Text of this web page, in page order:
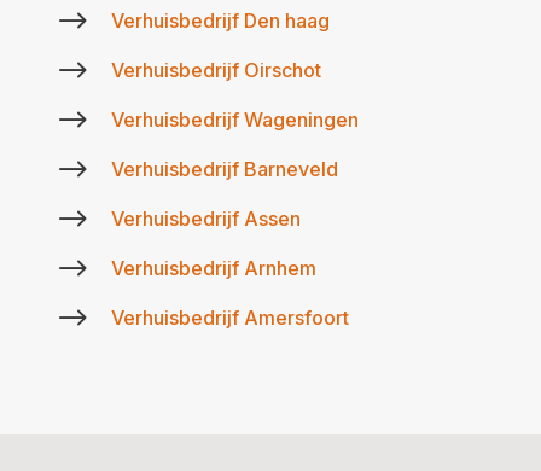
$ Verhuisbedrijf Den haag
$ Verhuisbedrijf Oirschot
$ Verhuisbedrijf Wageningen
$ Verhuisbedrijf Barneveld
$ Verhuisbedrijf Assen
$ Verhuisbedrijf Arnhem
$ Verhuisbedrijf Amersfoort